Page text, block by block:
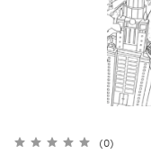
(0)